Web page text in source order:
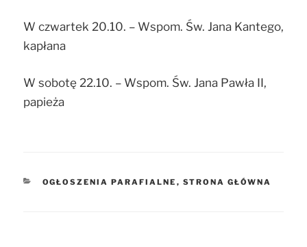
W czwartek 20.10. – Wspom. Św. Jana Kantego,
kapłana
W sobotę 22.10. – Wspom. Św. Jana Pawła II,
papieża
KATEGORIE
OGŁOSZENIA PARAFIALNE , STRONA GŁÓWNA